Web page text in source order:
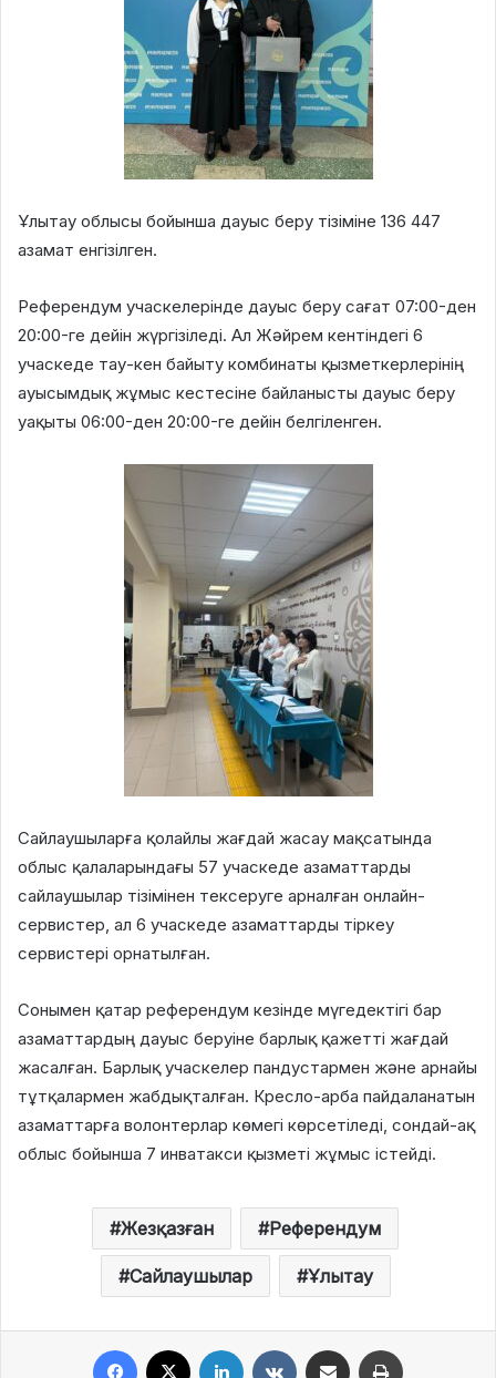
Ұлытау облысы бойынша дауыс беру тізіміне 136 447
азамат енгізілген.
Референдум учаскелерінде дауыс беру сағат 07:00-ден
20:00-ге дейін жүргізіледі. Ал Жәйрем кентіндегі 6
учаскеде тау-кен байыту комбинаты қызметкерлерінің
ауысымдық жұмыс кестесіне байланысты дауыс беру
уақыты 06:00-ден 20:00-ге дейін белгіленген.
Сайлаушыларға қолайлы жағдай жасау мақсатында
облыс қалаларындағы 57 учаскеде азаматтарды
сайлаушылар тізімінен тексеруге арналған онлайн-
сервистер, ал 6 учаскеде азаматтарды тіркеу
сервистері орнатылған.
Сонымен қатар референдум кезінде мүгедектігі бар
азаматтардың дауыс беруіне барлық қажетті жағдай
жасалған. Барлық учаскелер пандустармен және арнайы
тұтқалармен жабдықталған. Кресло-арба пайдаланатын
азаматтарға волонтерлар көмегі көрсетіледі, сондай-ақ
облыс бойынша 7 инватакси қызметі жұмыс істейді.
Жезқазған Референдум
Сайлаушылар Ұлытау